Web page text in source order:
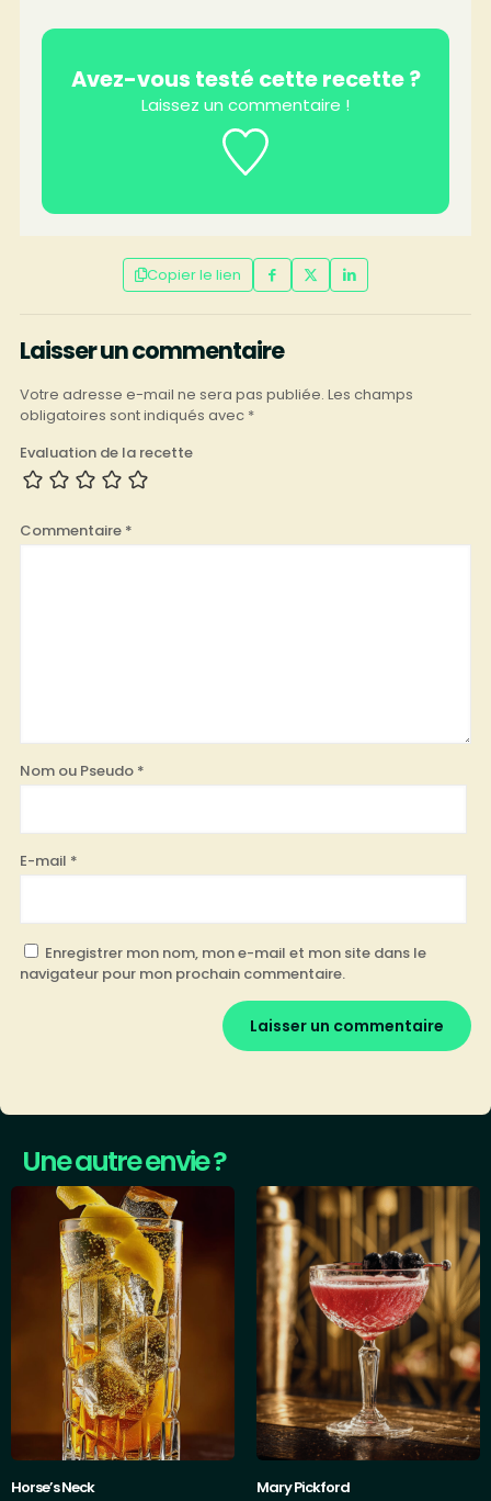
Avez-vous testé cette recette ?
Laissez un commentaire !
Copier le lien
Laisser un commentaire
Votre adresse e-mail ne sera pas publiée. Les champs
obligatoires sont indiqués avec *
Evaluation de la recette
Commentaire *
Nom ou Pseudo *
E-mail *
Enregistrer mon nom, mon e-mail et mon site dans le
navigateur pour mon prochain commentaire.
Une autre envie ?
Horse’s Neck Mary Pickford